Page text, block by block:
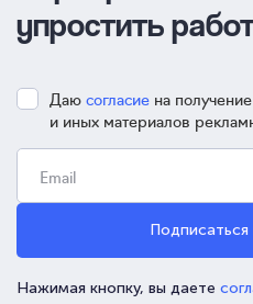
упростить
Даю согласие на
и иных материалов
Подписаться
Нажимая кнопку, вы даете